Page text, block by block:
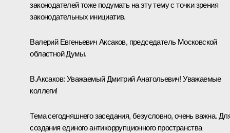
законодателей тоже подумать на эту тему с точки зрения
законодательных инициатив.
Валерий Евгеньевич Аксаков, председатель Московской
областной Думы.
В.Аксаков: Уважаемый Дмитрий Анатольевич! Уважаемые
коллеги!
Тема сегодняшнего заседания, безусловно, очень важна.
создания единого антикоррупционного пространства